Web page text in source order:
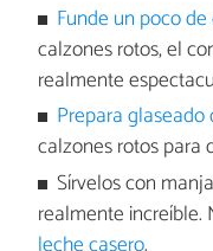
Funde un poco
calzones rotos, el
realmente
Prepara glaseado
calzones rotos para
Sírvelos con
realmente increíble.